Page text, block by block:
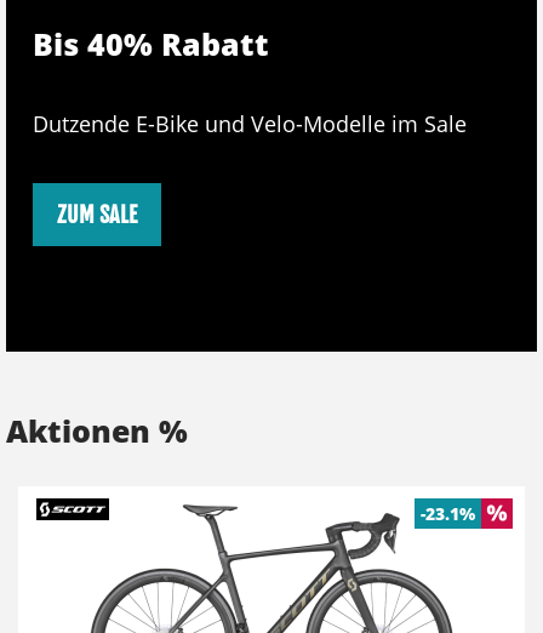
Bis 40% Rabatt
Dutzende E-Bike und Velo-Modelle im Sale
ZUM SALE
Aktionen %
-13.1%